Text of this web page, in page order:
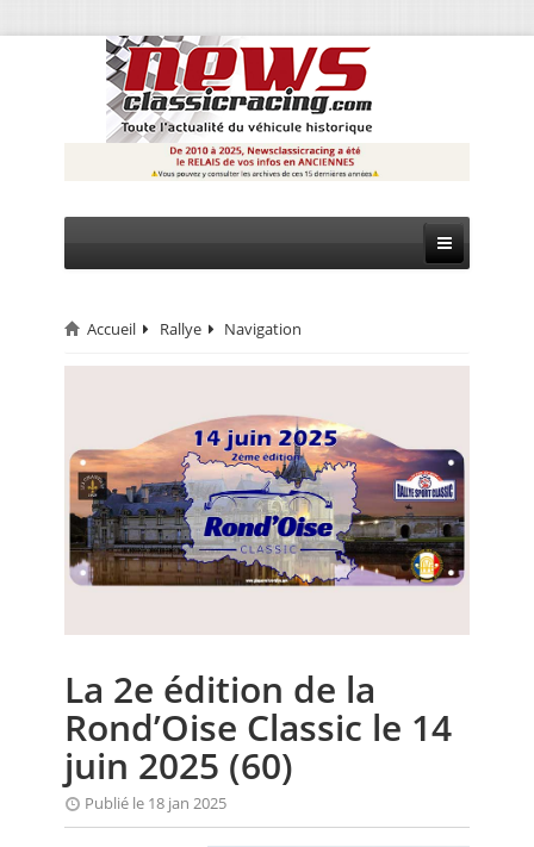
CIRCUIT
MONTAGNE
EVÈNEMENTS
CALENDRIER
FOCUS
ANNUAIRES
PETITES ANNONCES
Accueil Rallye Navigation
La 2e édition de la
Rond’Oise Classic le 14
juin 2025 (60)
Publié le 18 jan 2025